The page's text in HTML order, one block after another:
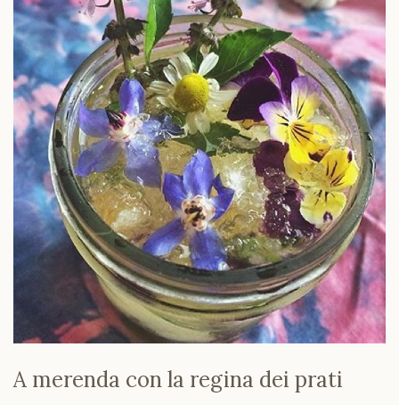
A merenda con la regina dei prati